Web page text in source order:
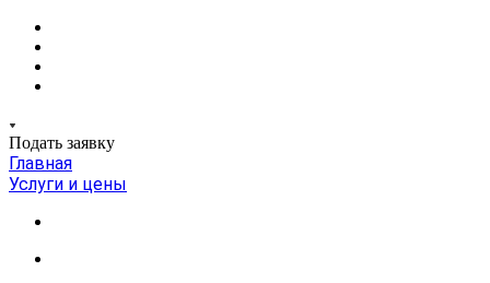
Подать заявку
Главная
Услуги и цены